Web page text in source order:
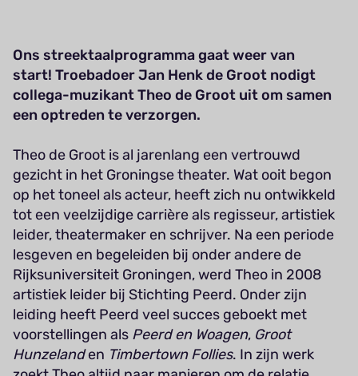
Ons streektaalprogramma gaat weer van
start! Troebadoer Jan Henk de Groot nodigt
collega-muzikant Theo de Groot uit om samen
een optreden te verzorgen.
Theo de Groot is al jarenlang een vertrouwd
gezicht in het Groningse theater. Wat ooit begon
op het toneel als acteur, heeft zich nu ontwikkeld
tot een veelzijdige carrière als regisseur, artistiek
leider, theatermaker en schrijver. Na een periode
lesgeven en begeleiden bij onder andere de
Rijksuniversiteit Groningen, werd Theo in 2008
artistiek leider bij Stichting Peerd. Onder zijn
leiding heeft Peerd veel succes geboekt met
voorstellingen als Peerd en Woagen, Groot
Hunzelanden Timbertown Follies. In zijn werk